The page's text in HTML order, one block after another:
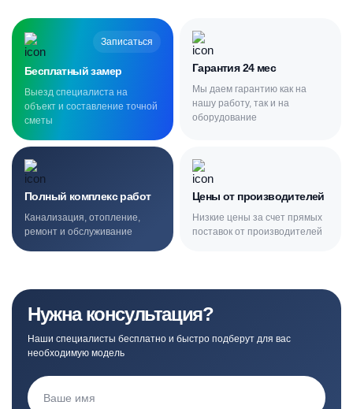
Записаться
Бесплатный замер
Выезд специалиста на
объект и составление точной
сметы
Гарантия 24 мес
Мы даем гарантию как на
нашу работу, так и на
оборудование
Полный комплекс работ
Канализация, отопление,
ремонт и обслуживание
Цены от производителей
Низкие цены за счет прямых
поставок от производителей
Нужна консультация?
Наши специалисты бесплатно и быстро подберут для вас
необходимую модель